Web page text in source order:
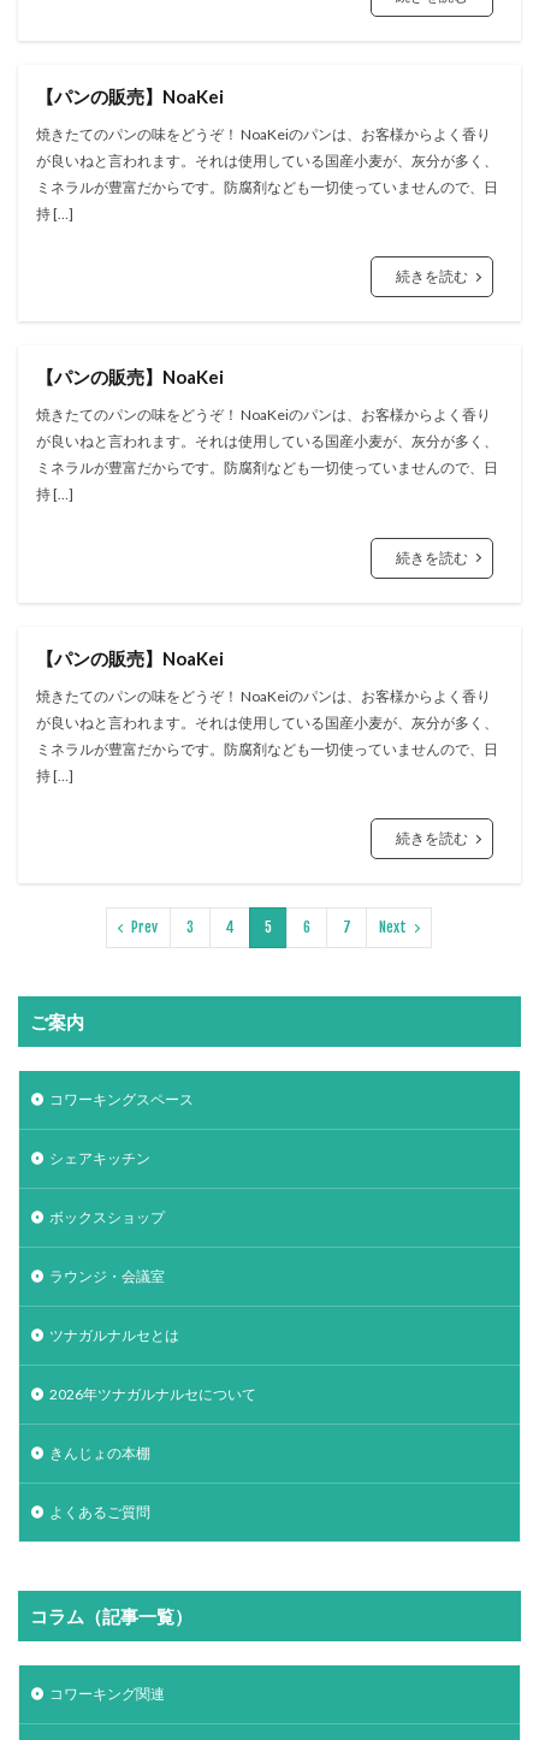
【パンの販売】NoaKei
焼きたてのパンの味をどうぞ！ NoaKeiのパンは、お客様からよく香り
が良いねと言われます。それは使用している国産小麦が、灰分が多く、
ミネラルが豊富だからです。防腐剤なども一切使っていませんので、日
持 […]
続きを読む
【パンの販売】NoaKei
焼きたてのパンの味をどうぞ！ NoaKeiのパンは、お客様からよく香り
が良いねと言われます。それは使用している国産小麦が、灰分が多く、
ミネラルが豊富だからです。防腐剤なども一切使っていませんので、日
持 […]
続きを読む
【パンの販売】NoaKei
焼きたてのパンの味をどうぞ！ NoaKeiのパンは、お客様からよく香り
が良いねと言われます。それは使用している国産小麦が、灰分が多く、
ミネラルが豊富だからです。防腐剤なども一切使っていませんので、日
持 […]
続きを読む
Prev 3 4 5 6 7 Next
ご案内
コワーキングスペース
シェアキッチン
ボックスショップ
ラウンジ・会議室
ツナガルナルセとは
2026年ツナガルナルセについて
きんじょの本棚
よくあるご質問
コラム（記事一覧）
コワーキング関連